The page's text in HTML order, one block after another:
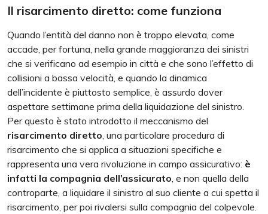
Il risarcimento diretto: come funziona
Quando l’entità del danno non è troppo elevata, come
accade, per fortuna, nella grande maggioranza dei sinistri
che si verificano ad esempio in città e che sono l’effetto di
collisioni a bassa velocità, e quando la dinamica
dell’incidente è piuttosto semplice, è assurdo dover
aspettare settimane prima della liquidazione del sinistro.
Per questo è stato introdotto il meccanismo del
risarcimento diretto, una particolare procedura di
risarcimento che si applica a situazioni specifiche e
rappresenta una vera rivoluzione in campo assicurativo: è
infatti la compagnia dell’assicurato, e non quella della
controparte, a liquidare il sinistro al suo cliente a cui spetta il
risarcimento, per poi rivalersi sulla compagnia del colpevole.